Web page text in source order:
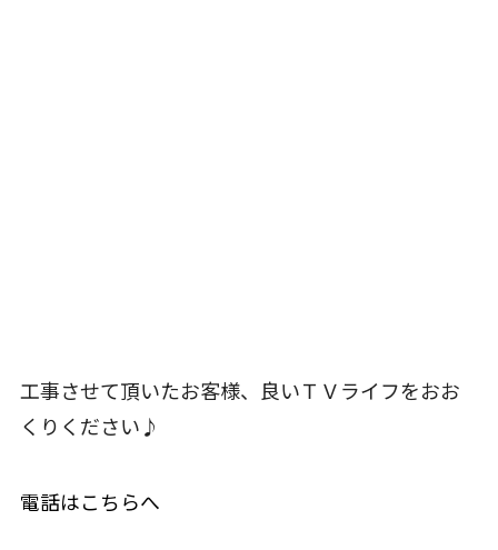
工事させて頂いたお客様、良いＴＶライフをおお
くりください♪
電話はこちらへ